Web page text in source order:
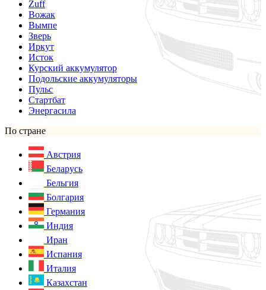
Zuff
Вожак
Вымпе
Зверь
Иркут
Исток
Курский аккумулятор
Подольские аккумуляторы
Пульс
Стартбат
Энергасила
По стране
Австрия
Беларусь
Бельгия
Болгария
Германия
Индия
Иран
Испания
Италия
Казахстан